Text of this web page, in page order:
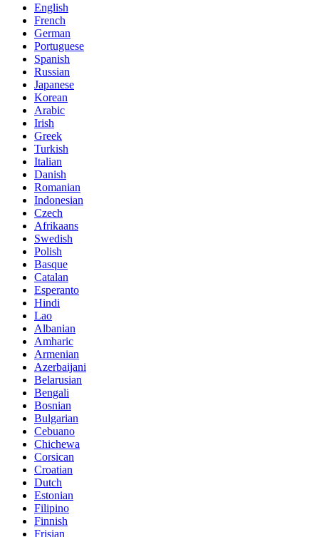
English
French
German
Portuguese
Spanish
Russian
Japanese
Korean
Arabic
Irish
Greek
Turkish
Italian
Danish
Romanian
Indonesian
Czech
Afrikaans
Swedish
Polish
Basque
Catalan
Esperanto
Hindi
Lao
Albanian
Amharic
Armenian
Azerbaijani
Belarusian
Bengali
Bosnian
Bulgarian
Cebuano
Chichewa
Corsican
Croatian
Dutch
Estonian
Filipino
Finnish
Frisian